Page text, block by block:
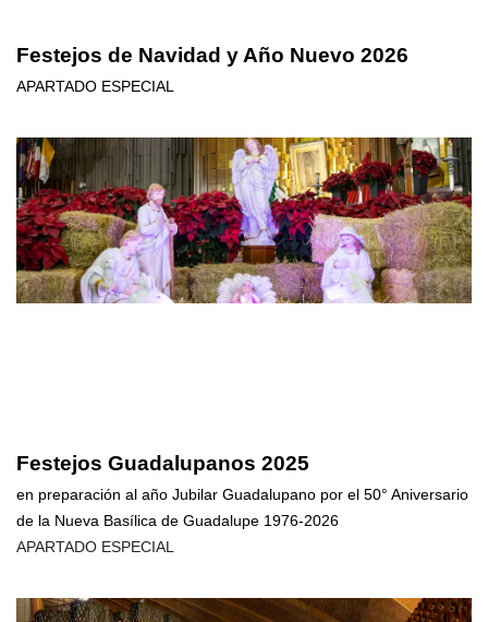
Festejos de Navidad y Año Nuevo 2026
APARTADO ESPECIAL
Festejos Guadalupanos 2025
en preparación al año Jubilar Guadalupano por el 50° Aniversario
de la Nueva Basílica de Guadalupe 1976-2026
APARTADO ESPECIAL